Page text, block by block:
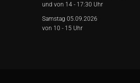
und von 14 - 17:30 Uhr
Samstag 05.09.2026
von 10 - 15 Uhr